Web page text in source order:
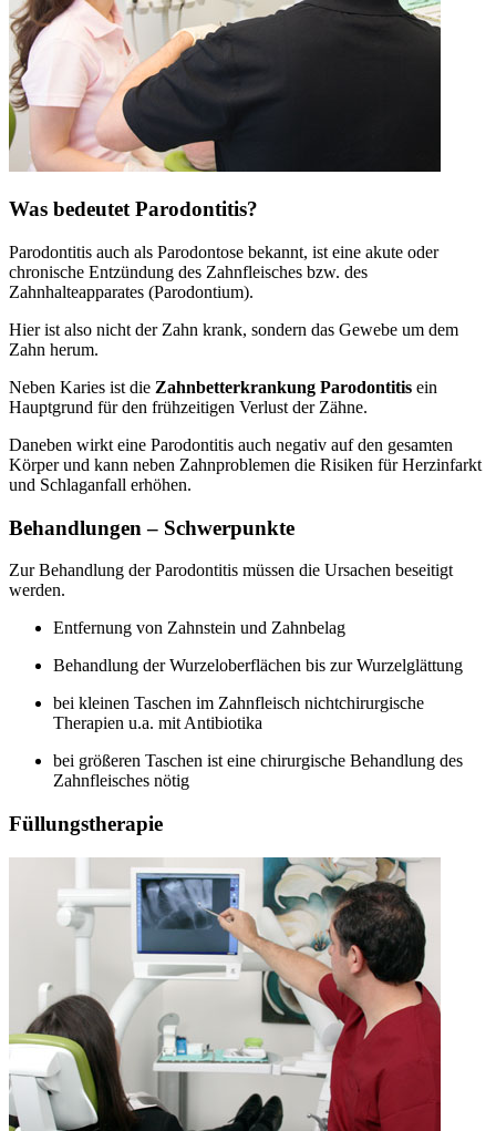
Was bedeutet Parodontitis?
Parodontitis auch als Parodontose bekannt, ist eine akute oder
chronische Entzündung des Zahnfleisches bzw. des
Zahnhalteapparates (Parodontium).
Hier ist also nicht der Zahn krank, sondern das Gewebe um dem
Zahn herum.
Neben Karies ist die Zahnbetterkrankung Parodontitis ein
Hauptgrund für den frühzeitigen Verlust der Zähne.
Daneben wirkt eine Parodontitis auch negativ auf den gesamten
Körper und kann neben Zahnproblemen die Risiken für Herzinfarkt
und Schlaganfall erhöhen.
Behandlungen – Schwerpunkte
Zur Behandlung der Parodontitis müssen die Ursachen beseitigt
werden.
Entfernung von Zahnstein und Zahnbelag
Behandlung der Wurzeloberflächen bis zur Wurzelglättung
bei kleinen Taschen im Zahnfleisch nichtchirurgische
Therapien u.a. mit Antibiotika
bei größeren Taschen ist eine chirurgische Behandlung des
Zahnfleisches nötig
Füllungstherapie